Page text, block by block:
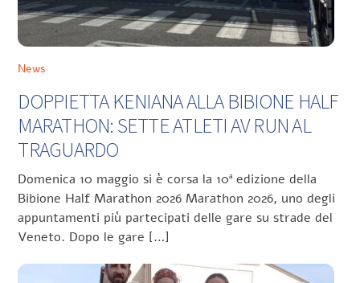
News
DOPPIETTA KENIANA ALLA BIBIONE HALF
MARATHON: SETTE ATLETI AV RUN AL
TRAGUARDO
Domenica 10 maggio si è corsa la 10ª edizione della
Bibione Half Marathon 2026 Marathon 2026, uno degli
appuntamenti più partecipati delle gare su strade del
Veneto. Dopo le gare […]